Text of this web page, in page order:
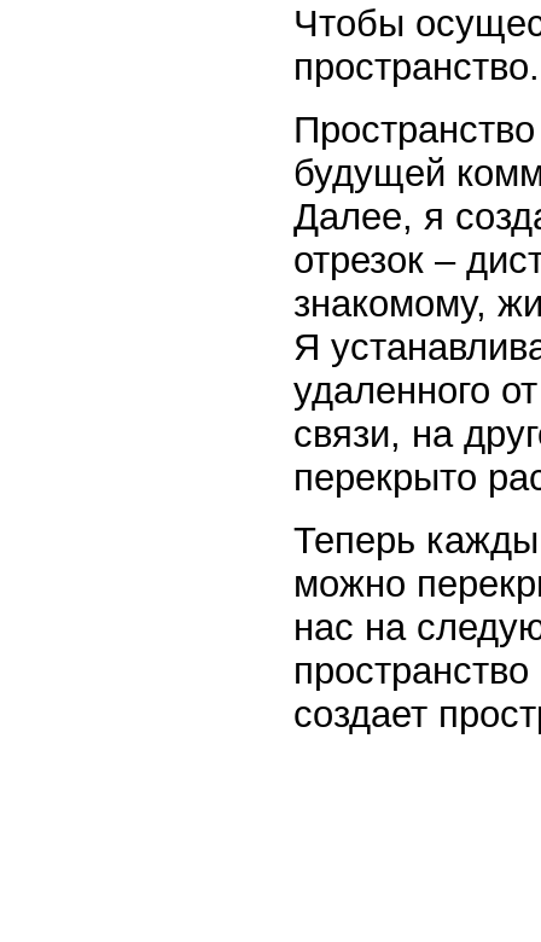
Чтобы
пространство.
будущей
Далее, я
отрезок –
знакомому,
Я
удаленного
связи, на
перекрыто
Теперь
можно
нас на
создает